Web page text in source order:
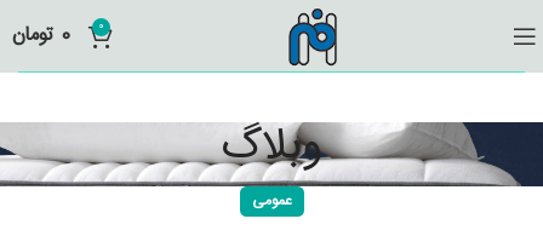
0
0 تومان
وبلاگ
عمومی